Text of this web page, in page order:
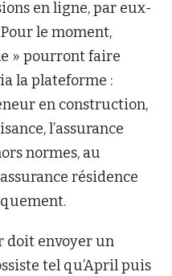
en ligne, par eux-
le moment,
» pourront faire
la plateforme :
en construction,
l’assurance
normes, au
résidence
doit envoyer un
tel qu’Aprilpuis